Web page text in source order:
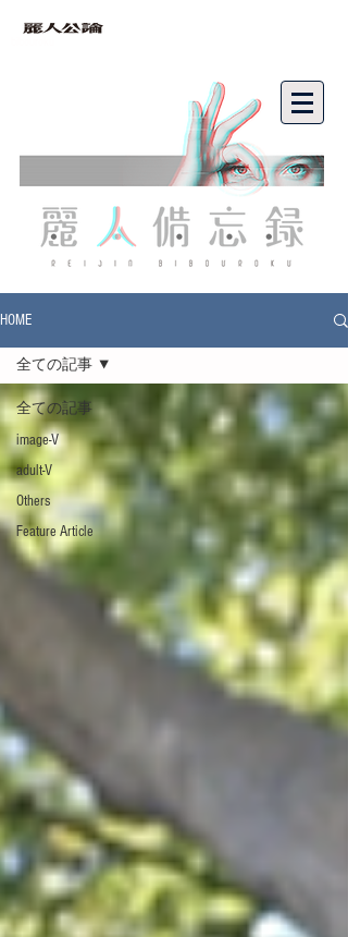
HOME
全ての記事
image-V
adult-V
Others
Feature Article
全ての記事